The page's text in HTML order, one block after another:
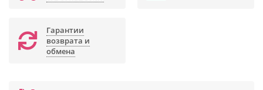
Гарантии
возврата и
обмена